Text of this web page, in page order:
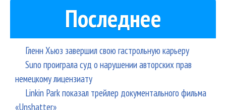
Последнее
Гленн Хьюз завершил свою гастрольную карьеру
Suno проиграла суд о нарушении авторских прав
немецкому лицензиату
Linkin Park показал трейлер документального фильма
«Unshatter»